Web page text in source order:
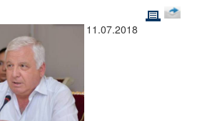
11.07.2018